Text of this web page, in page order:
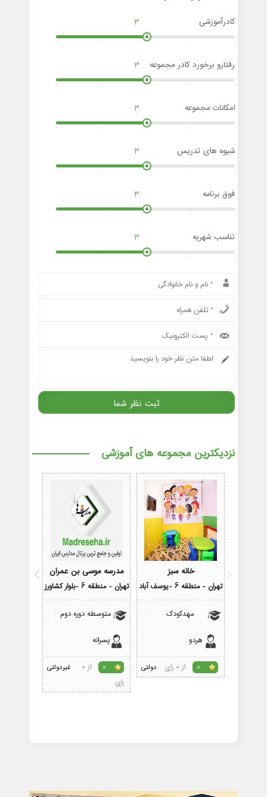
کادرآموزشی 3
رفتارو برخورد کادر مجموعه 3
امکانات مجموعه 3
شیوه های تدریس 3
فوق برنامه 3
تناسب شهریه 3
نزدیکترین مجموعه های آموزشی
خانه سبز
تهران - منطقه 6 -یوسف آباد
مهدکودک
هردو
دولتی 0 از 0 رای
مدرسه موسی بن عمران
تهران - منطقه 6 -بلوار کشاورز
متوسطه دوره دوم
پسرانه
غیردولتی 0
از 0
رای